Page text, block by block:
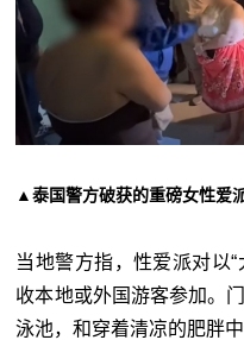
▲泰国警方破获的重磅女性爱
当地警方指，性爱派对以
收本地或外国游客参加。
泳池，和穿着清凉的肥胖中